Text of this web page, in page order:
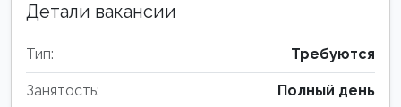
Детали вакансии
Тип: Требуются
Занятость: Полный день